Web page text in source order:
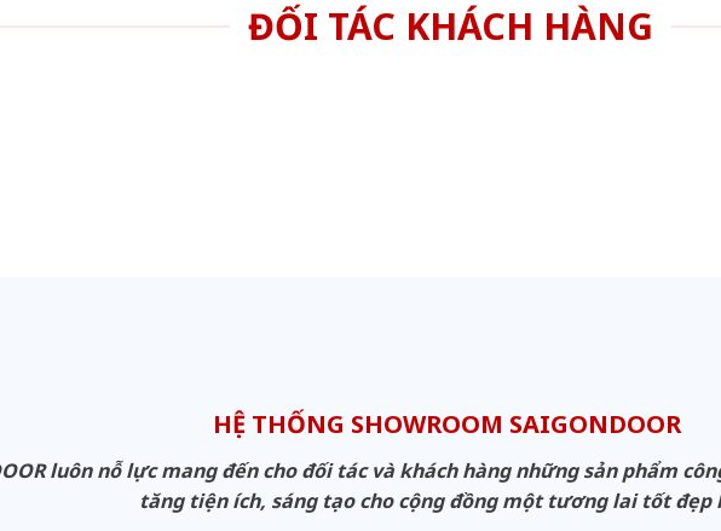
ĐỐI TÁC KHÁCH HÀNG
HỆ THỐNG SHOWROOM SAIGONDOOR
luôn nỗ lực mang đến cho đối tác và khách hàng những sản phẩm
tăng tiện ích, sáng tạo cho cộng đồng một tương lai tốt đẹp